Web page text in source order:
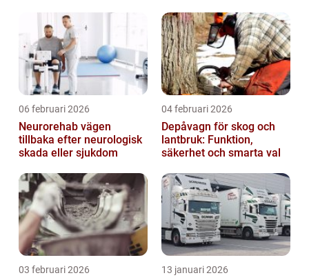
06 februari 2026
Neurorehab vägen
tillbaka efter neurologisk
skada eller sjukdom
04 februari 2026
Depåvagn för skog och
lantbruk: Funktion,
säkerhet och smarta val
03 februari 2026 13 januari 2026